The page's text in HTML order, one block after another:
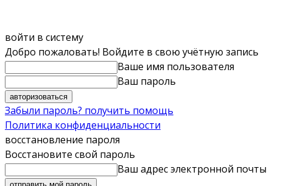
войти в систему
Добро пожаловать! Войдите в свою учётную запись
Ваше имя пользователя
Ваш пароль
Забыли пароль? получить помощь
Политика конфиденциальности
восстановление пароля
Восстановите свой пароль
Ваш адрес электронной почты